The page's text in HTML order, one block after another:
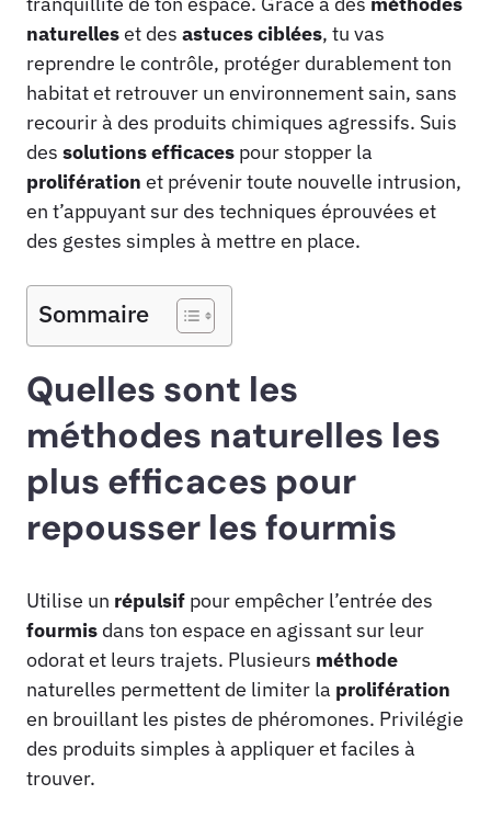
naturelleset des astuces ciblées, tu vas
reprendre le contrôle, protéger durablement ton
habitat et retrouver un environnement sain, sans
recourir à des produits chimiques agressifs. Suis
des solutions efficaces pour stopper la
prolifération et prévenir toute nouvelle intrusion,
en t’appuyant sur des techniques éprouvées et
des gestes simples à mettre en place.
Sommaire
Quelles sont les
méthodes naturelles les
plus efficaces pour
repousser les fourmis
Utilise un répulsif pour empêcher l’entrée des
fourmis dans ton espace en agissant sur leur
odorat et leurs trajets. Plusieurs méthode
naturelles permettent de limiter la prolifération
en brouillant les pistes de phéromones. Privilégie
des produits simples à appliquer et faciles à
trouver.